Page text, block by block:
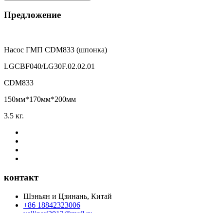
Предложение
Насос ГМП CDM833 (шпонка)
LGCBF040/LG30F.02.02.01
CDM833
150мм*170мм*200мм
3.5 кг.
контакт
Шэньян и Цзинань, Китай
+86 18842323006